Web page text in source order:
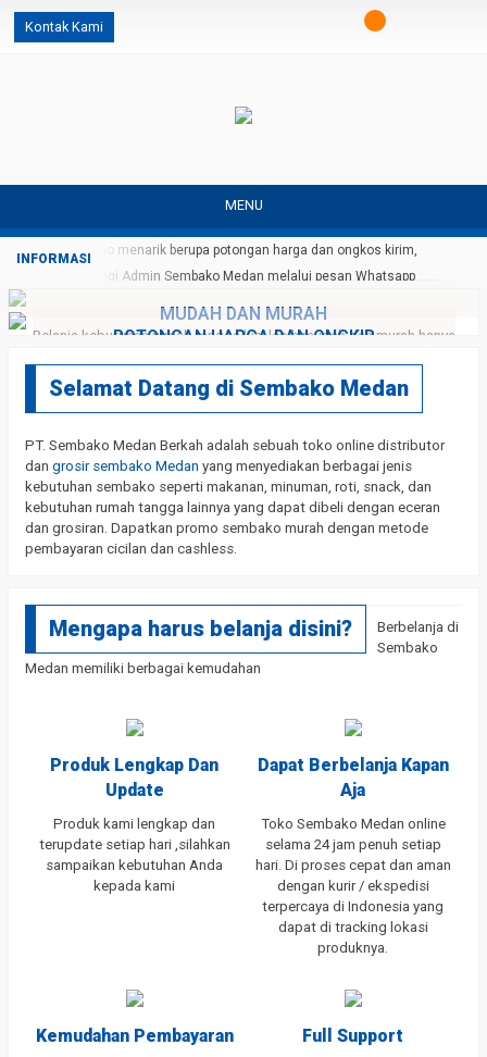
Kontak Kami
MENU
Dapatkan promo menarik berupa potongan harga dan ongkos kirim,
silahkan hubungi Admin Sembako Medan melalui pesan Whatsapp
MUDAH DAN MURAH
Belanja kebutuhan rumah tangga kini lebih mudah dan murah hanya
POTONGAN HARGA DAN ONGKIR
Selamat Datang di Sembako Medan
PT. Sembako Medan Berkah adalah sebuah toko online distributor
dan grosir sembako Medan yang menyediakan berbagai jenis
kebutuhan sembako seperti makanan, minuman, roti, snack, dan
kebutuhan rumah tangga lainnya yang dapat dibeli dengan eceran
dan grosiran. Dapatkan promo sembako murah dengan metode
pembayaran cicilan dan cashless.
Mengapa harus belanja disini?
Berbelanja di
Sembako
Medan memiliki berbagai kemudahan
Produk Lengkap Dan
Update
Produk kami lengkap dan
terupdate setiap hari ,silahkan
sampaikan kebutuhan Anda
kepada kami
Dapat Berbelanja Kapan
Aja
Toko Sembako Medan online
selama 24 jam penuh setiap
hari. Di proses cepat dan aman
dengan kurir / ekspedisi
terpercaya di Indonesia yang
dapat di tracking lokasi
produknya.
Kemudahan Pembayaran Full Support